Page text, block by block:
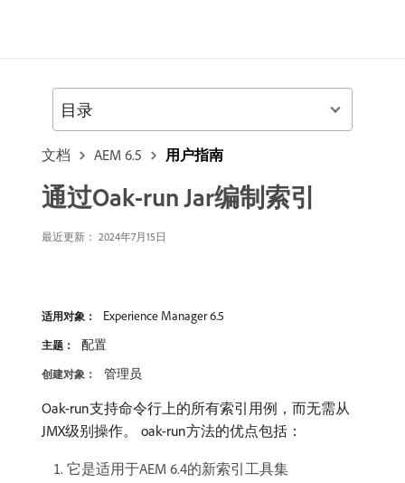
文档 AEM 6.5 用户指南
通过Oak-run Jar编制索引
最近更新： 2024年7月15日
适用对象： Experience Manager 6.5
主题： 配置
创建对象： 管理员
Oak-run支持命令行上的所有索引用例，而无需从
JMX级别操作。 oak-run方法的优点包括：
它是适用于AEM 6.4的新索引工具集
目录